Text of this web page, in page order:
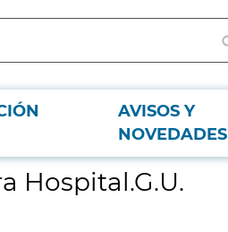
AVISOS Y
NOVEDADES
Hospital.G.U.